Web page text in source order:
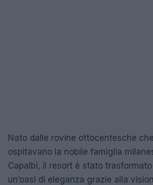
Nato dalle rovine ottocentesche
ospitavano la nobile famiglia
Capalbi, il resort è stato
un’oasi di eleganza grazie alla